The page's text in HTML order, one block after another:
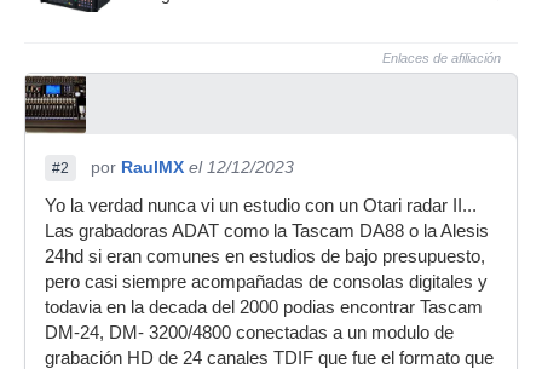
Enlaces de afiliación
#2 por RaulMX el 12/12/2023
Yo la verdad nunca vi un estudio con un Otari radar II...
Las grabadoras ADAT como la Tascam DA88 o la Alesis
24hd si eran comunes en estudios de bajo presupuesto,
pero casi siempre acompañadas de consolas digitales y
todavia en la decada del 2000 podias encontrar Tascam
DM-24, DM- 3200/4800 conectadas a un modulo de
grabación HD de 24 canales TDIF que fue el formato que